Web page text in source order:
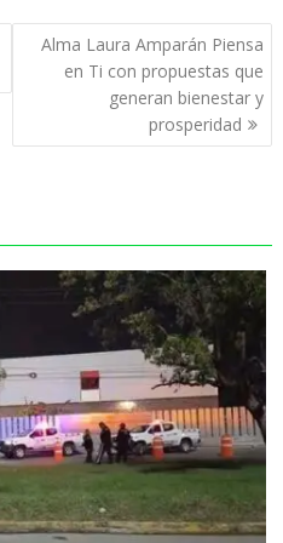
e
a
n
Alma Laura Amparán Piensa
en Ti con propuestas que
generan bienestar y
prosperidad